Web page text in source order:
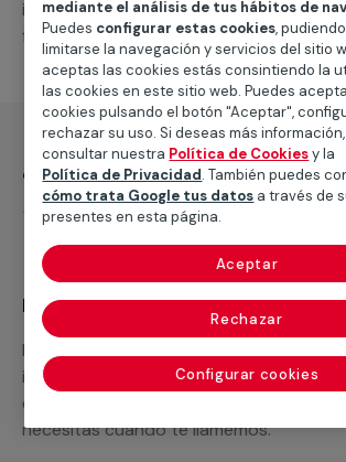
intervenciones a realizar, o la mano de
falta para completar tu proyecto.
¿Qué incluye?
Desplazamiento
Recuerda que en MULTIMAP
Podemos ofrecer cualquier servicio a
incluyendo todo lo que necesites:
equipamientos, electrodomésticos,
necesitas cuando te llamemos.
mediante el análisis de tus hábitos de
Puedes configurar estas cookies,
limitarse la navegación y servicios del sitio
aceptas las cookies estás consintiendo la
las cookies en este sitio web. Puedes
cookies pulsando el botón "Aceptar",
rechazar su uso. Si deseas más
consultar nuestra Política de Cookiesy la
Política de Privacidad. También puedes
cómo trata Google tus datos a través de
presentes en esta página.
Configurar cookies
Rechazar
Aceptar